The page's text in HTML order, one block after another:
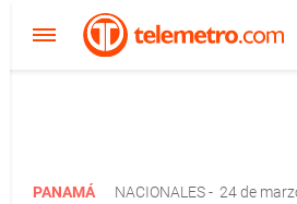
PANAMÁ NACIONALES- 24 de